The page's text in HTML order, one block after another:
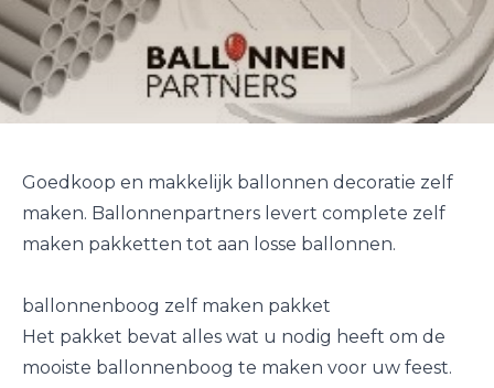
Goedkoop en makkelijk ballonnen decoratie zelf
maken. Ballonnenpartners levert complete zelf
maken pakketten tot aan losse ballonnen.
ballonnenboog zelf maken pakket
Het pakket bevat alles wat u nodig heeft om de
mooiste ballonnenboog te maken voor uw feest.